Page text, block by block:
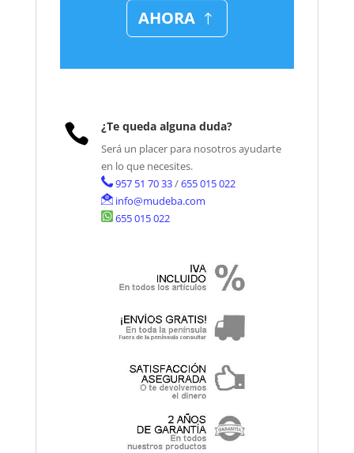
AHORA
 ¿Te queda alguna duda?
Será un placer para nosotros ayudarte
en lo que necesites.
957 51 70 33/655 015 022
info@mudeba.com
655 015 022